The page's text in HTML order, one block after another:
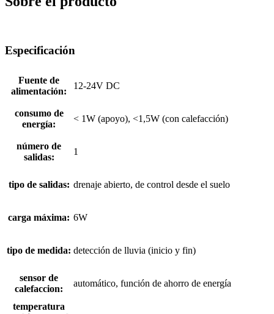
Especificación
Fuente de
alimentación:
12-24V DC
consumo de
energía:
< 1W (apoyo), <1,5W (con calefacción)
número de
salidas:
1
tipo de salidas: drenaje abierto, de control desde el suelo
carga máxima: 6W
tipo de medida: detección de lluvia (inicio y fin)
sensor de
calefaccion:
automático, función de ahorro de energía
temperatura